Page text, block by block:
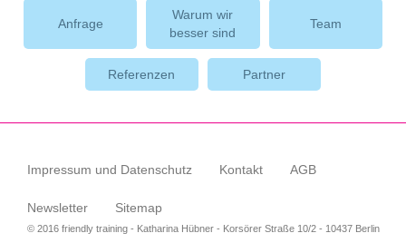
Anfrage
Warum wir
besser sind
Team
Referenzen Partner
Impressum und Datenschutz Kontakt AGB
Newsletter Sitemap
© 2016 friendly training - Katharina Hübner - Korsörer Straße 10/2 - 10437 Berlin